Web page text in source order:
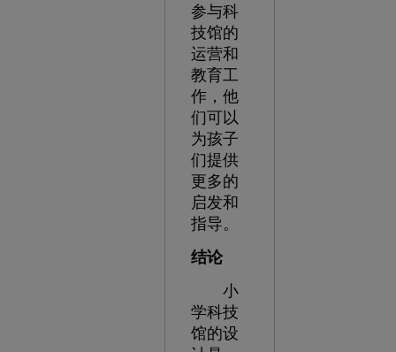
参与科
技馆的
运营和
教育工
作，他
们可以
为孩子
们提供
更多的
启发和
指导。
结论
小
学科技
馆的设